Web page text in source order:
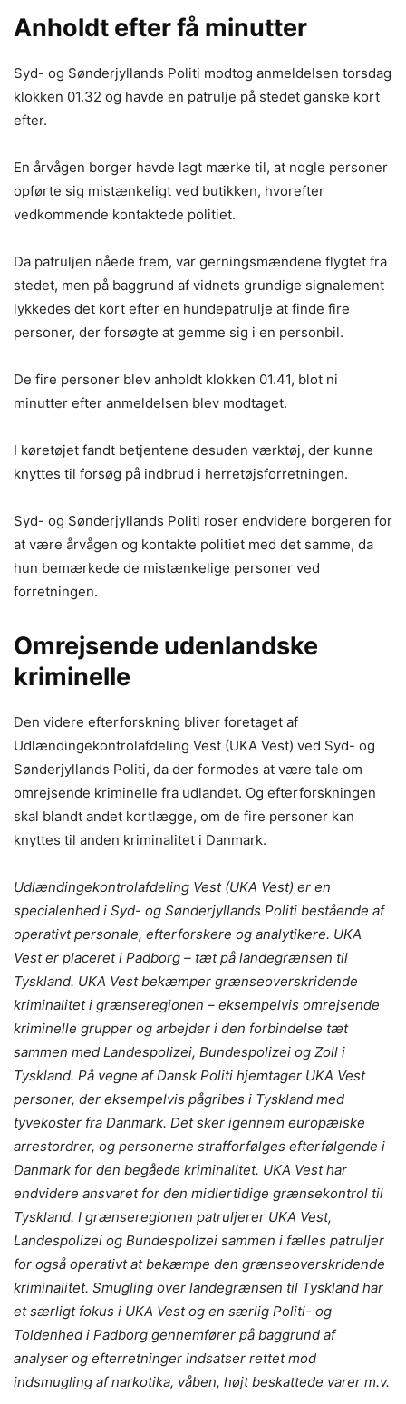
Anholdt efter få minutter
Syd- og Sønderjyllands Politi modtog anmeldelsen torsdag
klokken 01.32 og havde en patrulje på stedet ganske kort
efter.
En årvågen borger havde lagt mærke til, at nogle personer
opførte sig mistænkeligt ved butikken, hvorefter
vedkommende kontaktede politiet.
Da patruljen nåede frem, var gerningsmændene flygtet fra
stedet, men på baggrund af vidnets grundige signalement
lykkedes det kort efter en hundepatrulje at finde fire
personer, der forsøgte at gemme sig i en personbil.
De fire personer blev anholdt klokken 01.41, blot ni
minutter efter anmeldelsen blev modtaget.
I køretøjet fandt betjentene desuden værktøj, der kunne
knyttes til forsøg på indbrud i herretøjsforretningen.
Syd- og Sønderjyllands Politi roser endvidere borgeren for
at være årvågen og kontakte politiet med det samme, da
hun bemærkede de mistænkelige personer ved
forretningen.
Omrejsende udenlandske
kriminelle
Den videre efterforskning bliver foretaget af
Udlændingekontrolafdeling Vest (UKA Vest) ved Syd- og
Sønderjyllands Politi, da der formodes at være tale om
omrejsende kriminelle fra udlandet. Og efterforskningen
skal blandt andet kortlægge, om de fire personer kan
knyttes til anden kriminalitet i Danmark.
Udlændingekontrolafdeling Vest (UKA Vest) er en
specialenhed i Syd- og Sønderjyllands Politi bestående af
operativt personale, efterforskere og analytikere. UKA
Vest er placeret i Padborg – tæt på landegrænsen til
Tyskland. UKA Vest bekæmper grænseoverskridende
kriminalitet i grænseregionen – eksempelvis omrejsende
kriminelle grupper og arbejder i den forbindelse tæt
sammen med Landespolizei, Bundespolizei og Zoll i
Tyskland. På vegne af Dansk Politi hjemtager UKA Vest
personer, der eksempelvis pågribes i Tyskland med
tyvekoster fra Danmark. Det sker igennem europæiske
arrestordrer, og personerne strafforfølges efterfølgende i
Danmark for den begåede kriminalitet. UKA Vest har
endvidere ansvaret for den midlertidige grænsekontrol til
Tyskland. I grænseregionen patruljerer UKA Vest,
Landespolizei og Bundespolizei sammen i fælles patruljer
for også operativt at bekæmpe den grænseoverskridende
kriminalitet. Smugling over landegrænsen til Tyskland har
et særligt fokus i UKA Vest og en særlig Politi- og
Toldenhed i Padborg gennemfører på baggrund af
analyser og efterretninger indsatser rettet mod
indsmugling af narkotika, våben, højt beskattede varer m.v.